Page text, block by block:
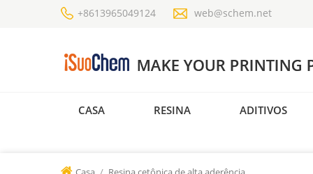
+8613965049124 web@schem.net
CASA RESINA ADITIVOS